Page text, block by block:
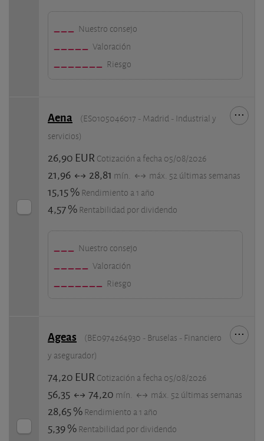
Nuestro consejo
Valoración
Riesgo
Aena
(ES0105046017 - Madrid - Industrial y
servicios)
26,90 EUR Cotización a fecha 05/08/2026
21,96 28,81 mín. máx. 52 últimas semanas
15,15 % Rendimiento a 1 año
4,57 % Rentabilidad por dividendo
Nuestro consejo
Valoración
Riesgo
Ageas
(BE0974264930 - Bruselas - Financiero
y asegurador)
74,20 EUR Cotización a fecha 05/08/2026
56,35 74,20 mín. máx. 52 últimas semanas
28,65 % Rendimiento a 1 año
5,39 % Rentabilidad por dividendo